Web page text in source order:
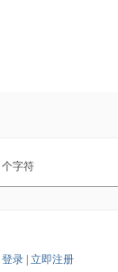
个字符
登录 立即注册